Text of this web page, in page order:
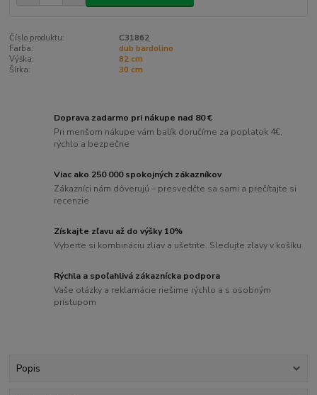
Číslo produktu:
C31862
Farba:
dub bardolino
Výška:
82 cm
Šírka:
30 cm
Doprava zadarmo pri nákupe nad 80 €
Pri menšom nákupe vám balík doručíme za poplatok 4€,
rýchlo a bezpečne
Viac ako 250 000 spokojných zákazníkov
Zákazníci nám dôverujú – presvedčte sa sami a prečítajte si
recenzie
Získajte zľavu až do výšky 10%
Vyberte si kombináciu zliav a ušetrite. Sledujte zľavy v košíku
Rýchla a spoľahlivá zákaznícka podpora
Vaše otázky a reklamácie riešime rýchlo a s osobným
prístupom
Popis